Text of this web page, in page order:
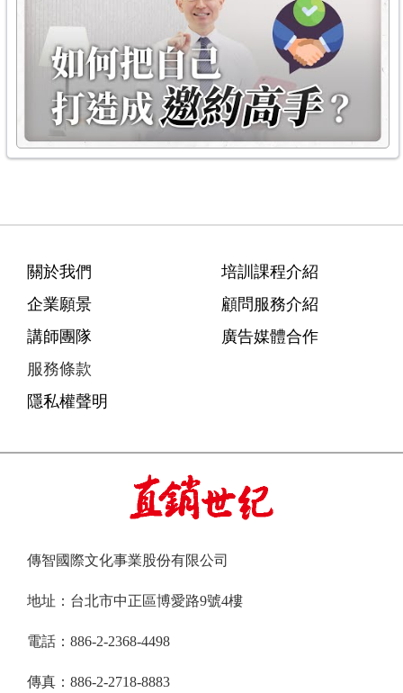
關於我們
企業願景
講師團隊
服務條款
隱私權聲明
培訓課程介紹
顧問服務介紹
廣告媒體合作
傳智國際文化事業股份有限公司
地址：台北市中正區博愛路9號4樓
電話：886-2-2368-4498
傳真：886-2-2718-8883